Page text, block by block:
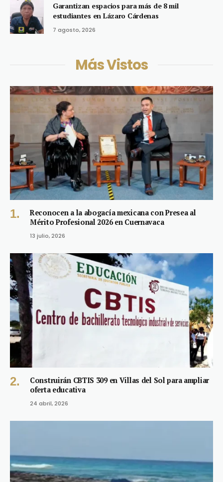
Garantizan espacios para más de 8 mil
estudiantes en Lázaro Cárdenas
7 agosto, 2026
Más Vistos
Reconocen a la abogacía mexicana con Presea al
Mérito Profesional 2026 en Cuernavaca
13 julio, 2026
Construirán CBTIS 309 en Villas del Sol para ampliar
oferta educativa
24 abril, 2026